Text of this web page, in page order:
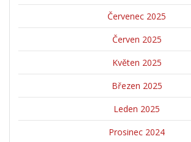
Červenec 2025
Červen 2025
Květen 2025
Březen 2025
Leden 2025
Prosinec 2024